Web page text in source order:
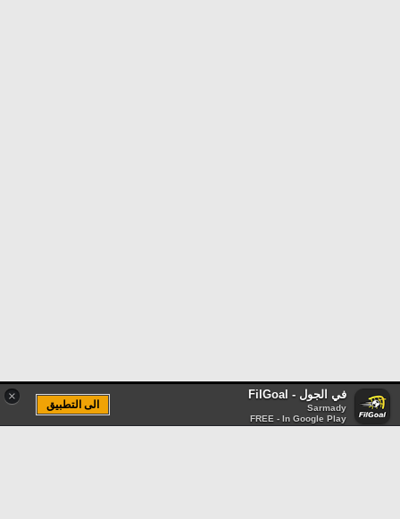
× في الجول - FilGoal
Sarmady
FREE - In Google Play
الى التطبيق